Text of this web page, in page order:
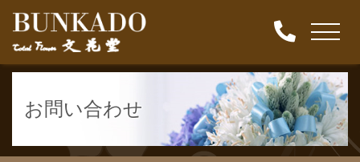
お問い合わせ